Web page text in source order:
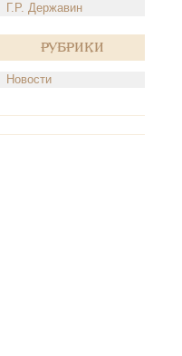
Г.Р. Державин
Рубрики
Новости